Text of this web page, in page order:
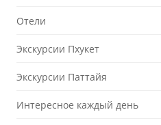
Отели
Экскурсии Пхукет
Экскурсии Паттайя
Интересное каждый день